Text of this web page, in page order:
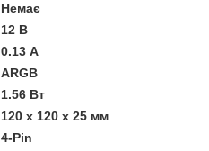
Немає
12 В
0.13 А
ARGB
1.56 Вт
120 х 120 х 25 мм
4-Pin